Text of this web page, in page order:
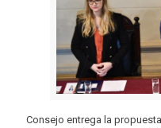
Consejo entrega la